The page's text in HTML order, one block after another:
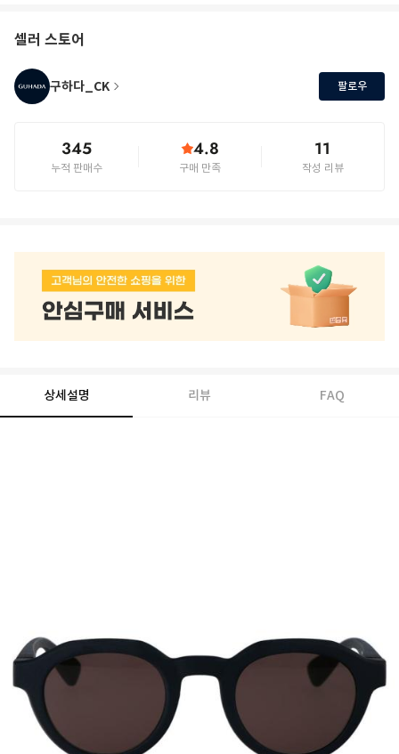
셀러 스토어
구하다_CK 팔로우
345
누적 판매수
4.8
구매 만족
11
작성 리뷰
상세설명 리뷰 FAQ